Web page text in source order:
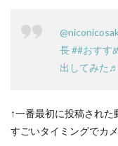
長##おすす
出してみた ♬
↑一番最初に投稿された
すごいタイミングでカ